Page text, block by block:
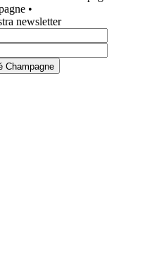
•
newsletter
Champagne